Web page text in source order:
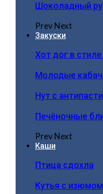
Шоколадный
PrevNext
Закуски
Хот дог в
Молодые
Нут с
Печёночные
PrevNext
Каши
Птица сдохла
Кутья с изюмом